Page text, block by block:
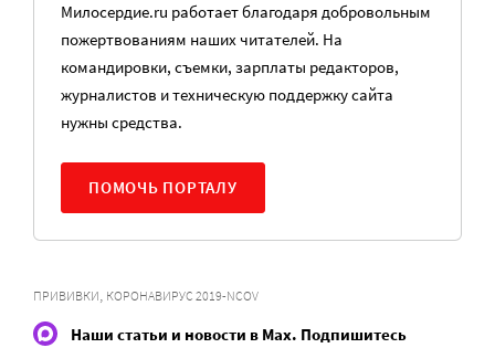
Милосердие.ru работает благодаря добровольным
пожертвованиям наших читателей. На
командировки, съемки, зарплаты редакторов,
журналистов и техническую поддержку сайта
нужны средства.
ПОМОЧЬ ПОРТАЛУ
ПРИВИВКИ, КОРОНАВИРУС 2019-NCOV
Наши статьи и новости в Max. Подпишитесь